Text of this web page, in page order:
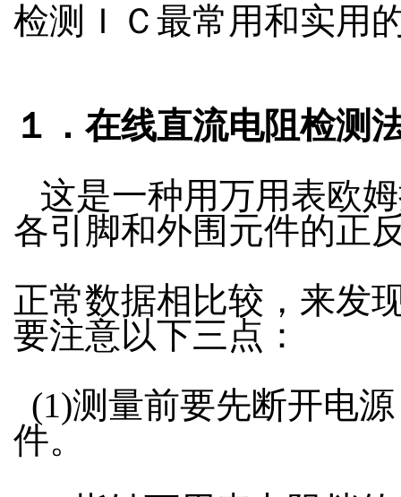
检测ＩＣ最常用和实用
１．在线直流电阻检测
这是一种用万用表欧
各引脚和外围元件的正
正常数据相比较，来发
要注意以下三点：
(1)测量前要先断开电
件。